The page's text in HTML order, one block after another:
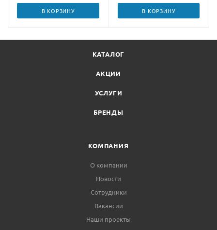
В КОРЗИНУ В КОРЗИНУ
КАТАЛОГ
АКЦИИ
УСЛУГИ
БРЕНДЫ
КОМПАНИЯ
О компании
Новости
Сотрудники
Вакансии
Наши проекты